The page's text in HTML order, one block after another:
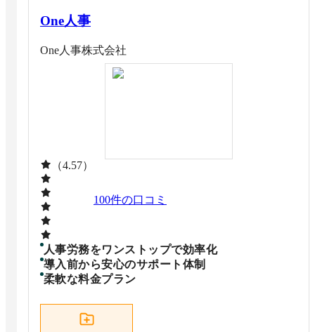
One人事
One人事株式会社
（4.57）
100件の口コミ
人事労務をワンストップで効率化
導入前から安心のサポート体制
柔軟な料金プラン